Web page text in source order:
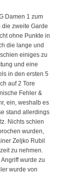
Damen 1 zum
zweite Garde
ohne Punkte in
die lange und
einiges zu
und eine
in den ersten 5
auf 2 Tore
Fehler &
ein, weshalb es
stand allerdings
Nichts schien
wurden,
Zeljko Rubil
zu nehmen.
wurde zu
wurde von